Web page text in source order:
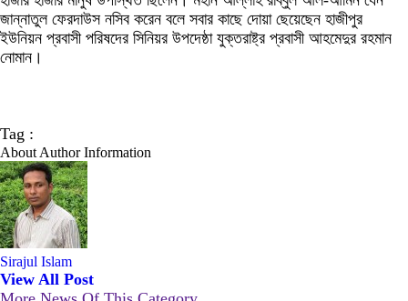
জান্নাতুল ফেরদাউস নসিব করেন বলে সবার কাছে দোয়া ছেয়েছেন হাজীপুর
ইউনিয়ন প্রবাসী পরিষদের সিনিয়র উপদেষ্ঠা যুক্তরাষ্ট্র প্রবাসী আহমেদুর রহমান
নোমান।
Tag :
About Author Information
Sirajul Islam
View All Post